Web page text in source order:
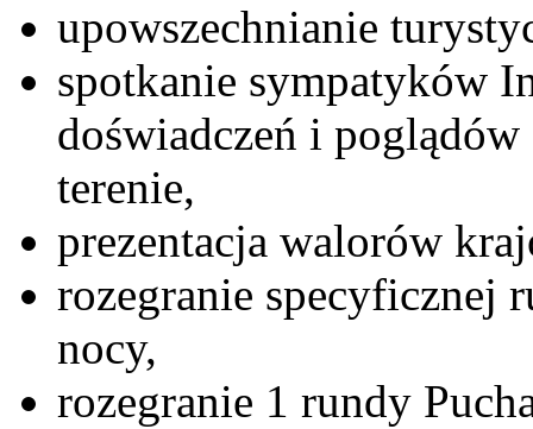
upowszechnianie
spotkanie sympatyków
doświadczeń i
terenie,
prezentacja walorów
rozegranie specyficznej
nocy,
rozegranie 1 rundy